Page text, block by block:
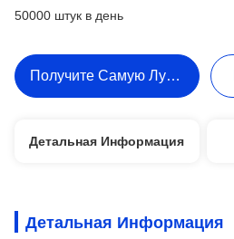
50000 штук в день
Получите Самую Лучшую Цену
Детальная Информация
Детальная Информация